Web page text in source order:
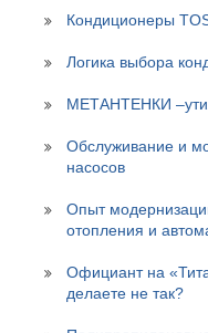
Кондиционеры
Логика выбора
МЕТАНТЕНКИ
Обслуживание и
насосов
Опыт
отопления и
Официант на
делаете не так?